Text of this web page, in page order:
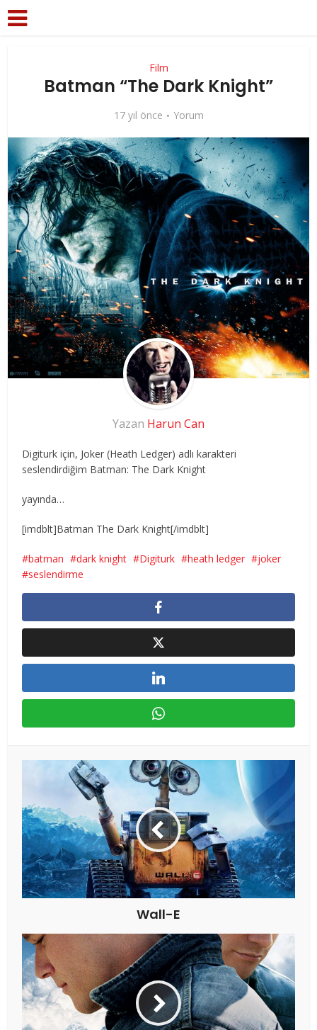
Film
Batman “The Dark Knight”
17 yıl önce Yorum
Yazan Harun Can
Digiturk için, Joker (Heath Ledger) adlı karakteri
seslendirdiğim Batman: The Dark Knight
yayında…
[imdblt]Batman The Dark Knight[/imdblt]
batman dark knight Digiturk heath ledger
joker
seslendirme
Wall-E